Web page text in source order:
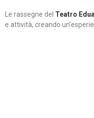
Le rassegne del Teatro
e attività, creando